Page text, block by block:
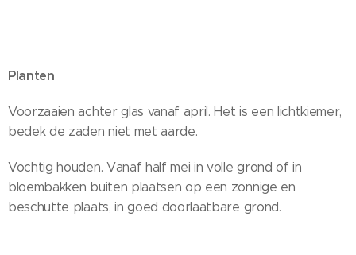
Planten
Voorzaaien achter glas vanaf april. Het is een lichtkiemer,
bedek de zaden niet met aarde.
Vochtig houden. Vanaf half mei in volle grond of in
bloembakken buiten plaatsen op een zonnige en
beschutte plaats, in goed doorlaatbare grond.